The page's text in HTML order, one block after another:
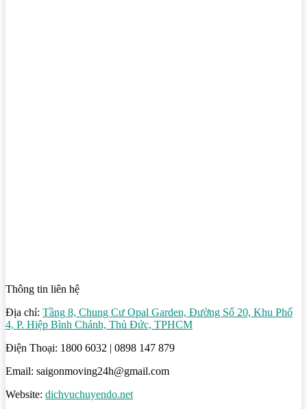
Thông tin liên hệ
Địa chỉ: Tầng 8, Chung Cư Opal Garden, Đường Số 20, Khu Phố
4, P. Hiệp Bình Chánh, Thủ Đức, TPHCM
Điện Thoại: 1800 6032 | 0898 147 879
Email: saigonmoving24h@gmail.com
Website: dichvuchuyendo.net